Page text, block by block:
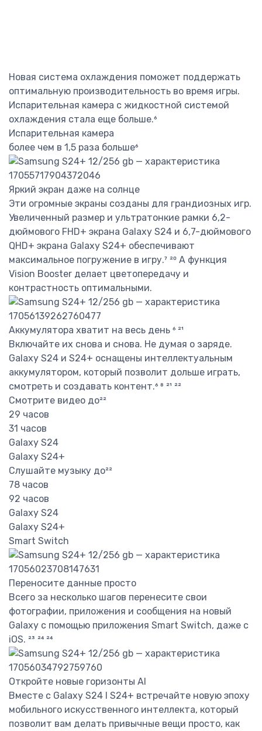
Новая система охлаждения поможет поддержать
оптимальную производительность во время игры.
Испарительная камера с жидкостной системой
охлаждения стала еще больше.⁶
Испарительная камера
более чем в 1,5 раза больше⁶
Яркий экран даже на солнце
Эти огромные экраны созданы для грандиозных игр.
Увеличенный размер и ультратонкие рамки 6,2-
дюймового FHD+ экрана Galaxy S24 и 6,7-дюймового
QHD+ экрана Galaxy S24+ обеспечивают
максимальное погружение в игру.⁷ ²⁰ А функция
Vision Booster делает цветопередачу и
контрастность оптимальными.
Аккумулятора хватит на весь день ⁶ ²¹
Включайте их снова и снова. Не думая о заряде.
Galaxy S24 и S24+ оснащены интеллектуальным
аккумулятором, который позволит дольше играть,
смотреть и создавать контент.⁶ ⁸ ²¹ ²²
Смотрите видео до²²
29 часов
31 часов
Galaxy S24
Galaxy S24+
Слушайте музыку до²²
78 часов
92 часов
Galaxy S24
Galaxy S24+
Smart Switch
Переносите данные просто
Всего за несколько шагов перенесите свои
фотографии, приложения и сообщения на новый
Galaxy с помощью приложения Smart Switch, даже с
iOS. ²³ ²⁴ ²⁴
Откройте новые горизонты AI
Вместе с Galaxy S24 I S24+ встречайте новую эпоху
мобильного искусственного интеллекта, который
позволит вам делать привычные вещи просто, как